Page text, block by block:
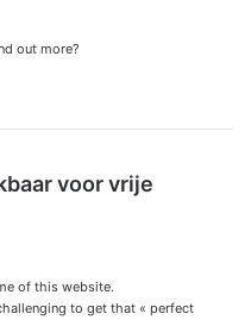
out more?
voor vrije
of this website.
to get that « perfect